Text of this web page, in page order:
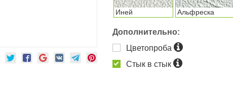
Иней Альфреска
Дополнительно:
Цветопроба
Стык в стык